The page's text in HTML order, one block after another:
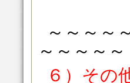
～～～～
～～～～～
６）その